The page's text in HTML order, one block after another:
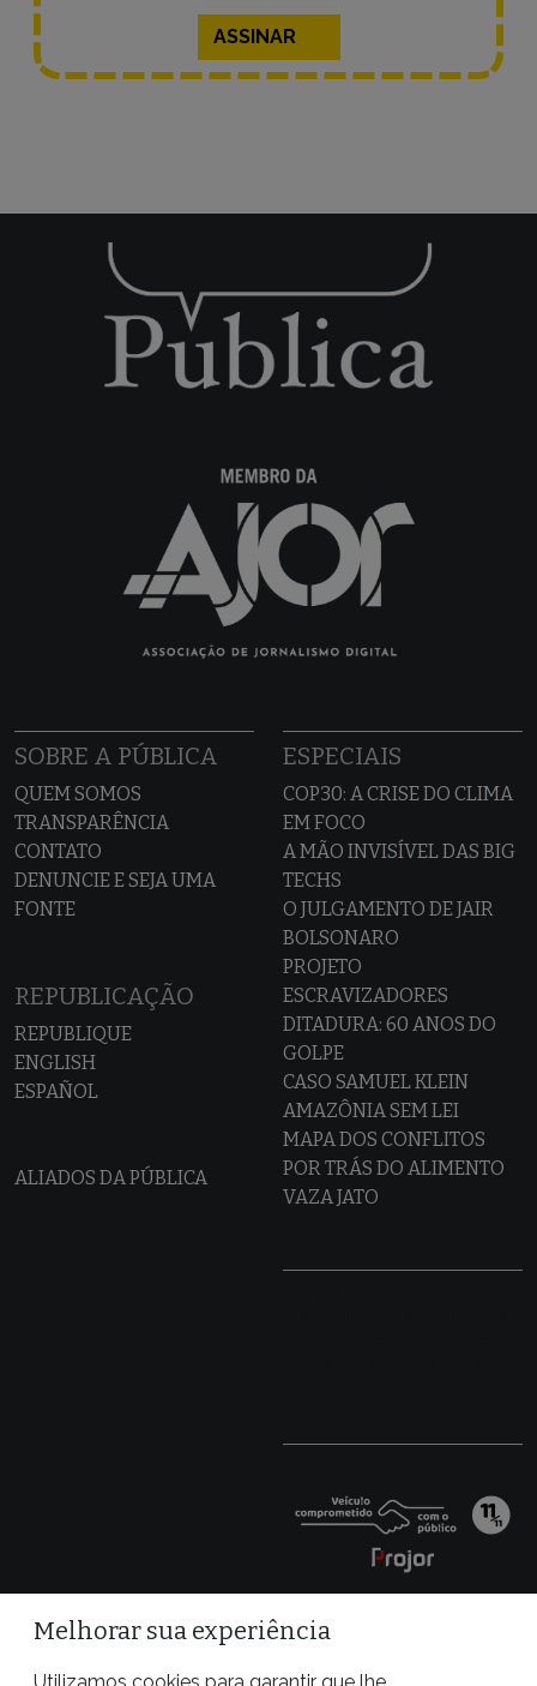
ASSINAR
SOBRE A PÚBLICA
QUEM SOMOS
TRANSPARÊNCIA
CONTATO
DENUNCIE E SEJA UMA
FONTE
REPUBLICAÇÃO
REPUBLIQUE
ENGLISH
ESPAÑOL
ALIADOS DA PÚBLICA
ESPECIAIS
COP30: A CRISE DO CLIMA
EM FOCO
A MÃO INVISÍVEL DAS BIG
TECHS
O JULGAMENTO DE JAIR
BOLSONARO
PROJETO
ESCRAVIZADORES
DITADURA: 60 ANOS DO
GOLPE
CASO SAMUEL KLEIN
AMAZÔNIA SEM LEI
MAPA DOS CONFLITOS
POR TRÁS DO ALIMENTO
VAZA JATO
Melhorar sua experiência